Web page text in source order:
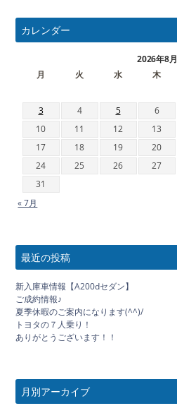
カレンダー
2026年8月
月
火 水 木
3
4 5 6
10
11 12 13
17
18 19 20
24
25 26 27
31
« 7月
最近の投稿
新入庫車情報【A200dセダン】
ご成約情報♪
夏季休暇のご案内になります(^^)/
トヨタの７人乗り！
ありがとうございます！！
月別アーカイブ